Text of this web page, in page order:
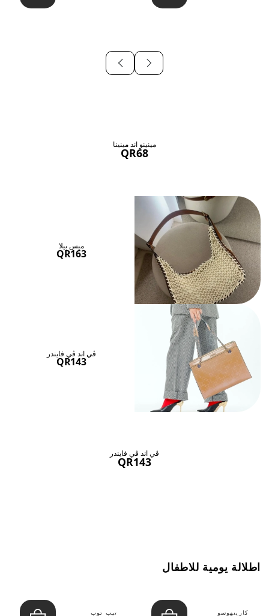
مينينو اند مينينا
QR68
ميس بيلا
QR163
ڤي اند ڤي فايندر
QR143
ڤي اند ڤي فايندر
QR143
اطلالة يومية للاطفال
كارينهوسو تيب توب